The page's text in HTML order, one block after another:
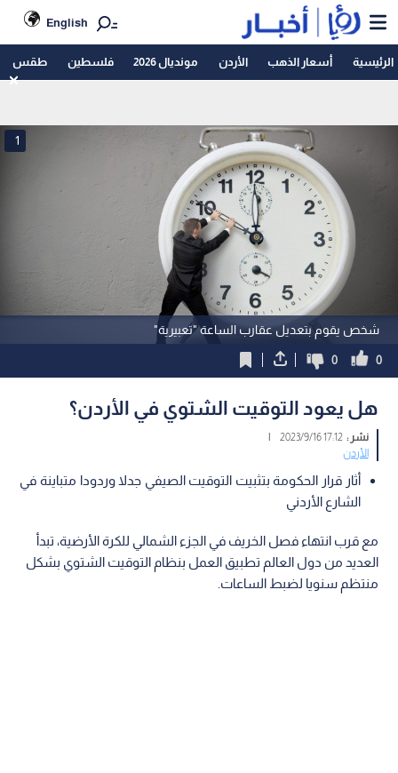
English
الرئيسية أسعار الذهب الأردن مونديال 2026 فلسطين طقس
شخص يقوم بتعديل عقارب الساعة "تعبيرية"
1
0
0
هل يعود التوقيت الشتوي في الأردن؟
نشر :17:12 2023/9/16
|
الأردن
أثار قرار الحكومة بتثبيت التوقيت الصيفي جدلا وردودا متباينة في
الشارع الأردني
مع قرب انتهاء فصل الخريف في الجزء الشمالي للكرة الأرضية، تبدأ
العديد من دول العالم تطبيق العمل بنظام التوقيت الشتوي بشكل
منتظم سنويا لضبط الساعات.